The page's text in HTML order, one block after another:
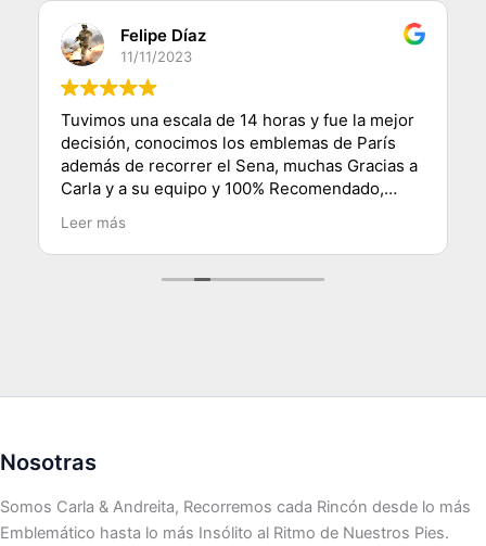
Felipe Díaz
11/11/2023
Tuvimos una escala de 14 horas y fue la mejor
decisión, conocimos los emblemas de París
además de recorrer el Sena, muchas Gracias a
Carla y a su equipo y 100% Recomendado,
saludos desde Chile.
Leer más
Nosotras
Somos Carla & Andreita, Recorremos cada Rincón desde lo más
Emblemático hasta lo más Insólito al Ritmo de Nuestros Pies.